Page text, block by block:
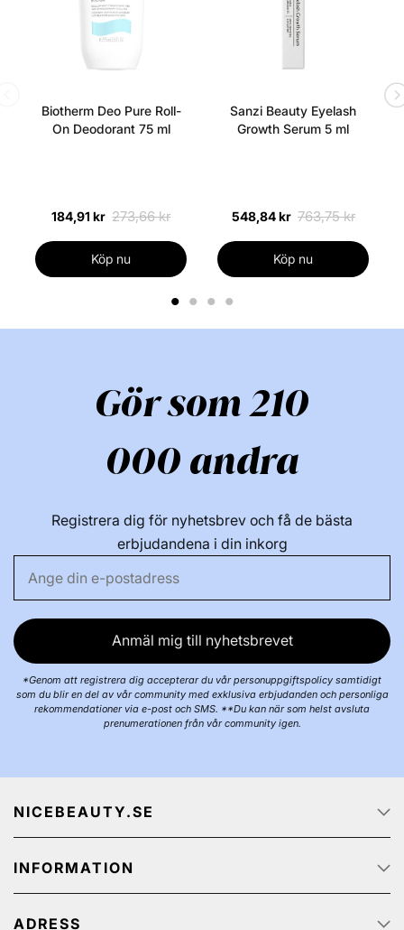
Biotherm Deo Pure Roll-
On Deodorant 75 ml
184,91 kr 273,66 kr
Köp nu
Sanzi Beauty Eyelash
Growth Serum 5 ml
548,84 kr 763,75 kr
Köp nu
1 2 3 4
Gör som 210
000 andra
Registrera dig för nyhetsbrev och få de bästa
erbjudandena i din inkorg
Anmäl mig till nyhetsbrevet
*Genom att registrera dig accepterar du vår personuppgiftspolicy samtidigt
som du blir en del av vår community med exklusiva erbjudanden och personliga
rekommendationer via e-post och SMS. **Du kan när som helst avsluta
prenumerationen från vår community igen.
NICEBEAUTY.SE
Startsidan
Om oss
Job
Spåra ditt paket
INFORMATION
Kundservice
Integritetspolicy
ADRESS